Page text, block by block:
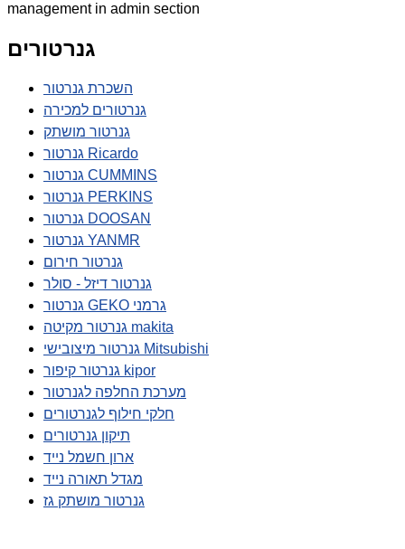
management in admin section
גנרטורים
השכרת גנרטור
גנרטורים למכירה
גנרטור מושתק
גנרטור Ricardo
גנרטור CUMMINS
גנרטור PERKINS
גנרטור DOOSAN
גנרטור YANMR
גנרטור חירום
גנרטור דיזל - סולר
גנרטור GEKO גרמני
גנרטור מקיטה makita
גנרטור מיצובישי Mitsubishi
גנרטור קיפור kipor
מערכת החלפה לגנרטור
חלקי חילוף לגנרטורים
תיקון גנרטורים
ארון חשמל נייד
מגדל תאורה נייד
גנרטור מושתק גז